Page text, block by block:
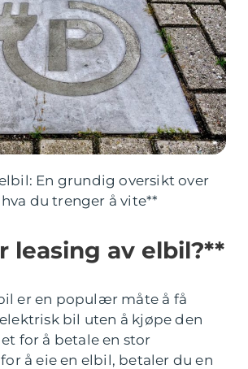
En grundig oversikt over
du trenger å vite**
leasing av elbil?**
er en populær måte å få
bil uten å kjøpe den
for å betale en stor
å eie en elbil, betaler du en